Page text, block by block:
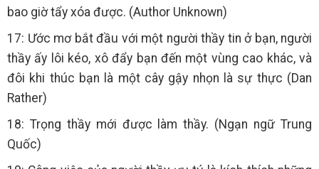
bao giờ tẩy xóa được. (Author Unknown)
17: Ước mơ bắt đầu với một người thầy tin ở bạn, người
thầy ấy lôi kéo, xô đẩy bạn đến một vùng cao khác, và
đôi khi thúc bạn là một cây gậy nhọn là sự thực (Dan
Rather)
18: Trọng thầy mới được làm thầy. (Ngạn ngữ Trung
Quốc)